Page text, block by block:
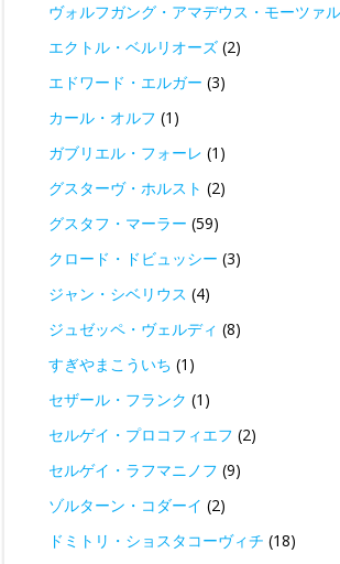
ヴォルフガング・アマデウス・モーツァ
エクトル・ベルリオーズ (2)
エドワード・エルガー (3)
カール・オルフ (1)
ガブリエル・フォーレ (1)
グスターヴ・ホルスト (2)
グスタフ・マーラー (59)
クロード・ドビュッシー (3)
ジャン・シベリウス (4)
ジュゼッペ・ヴェルディ (8)
すぎやまこういち (1)
セザール・フランク (1)
セルゲイ・プロコフィエフ (2)
セルゲイ・ラフマニノフ (9)
ゾルターン・コダーイ (2)
ドミトリ・ショスタコーヴィチ (18)